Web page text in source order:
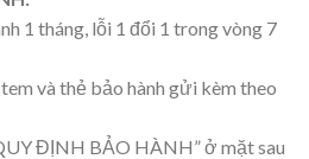
1 tháng, lỗi 1 đổi 1 trong vòng 7
và thẻ bảo hành gửi kèm theo
ĐỊNH BẢO HÀNH” ở mặt sau